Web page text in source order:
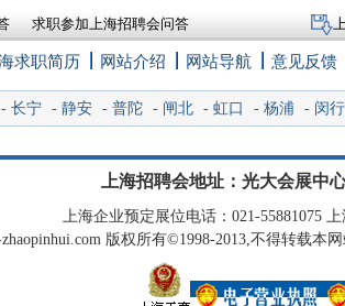
求职参加上海招聘会问答
海求职简历 网站介绍 网站导航 意见反馈
- 长宁 - 静安 - 普陀 - 闸北 - 虹口 - 杨浦 - 闵行
上海招聘会地址：光大会展中
上海企业预定展位电话：021-55881075
zhaopinhui.com 版权所有©1998-2013,不得转载本